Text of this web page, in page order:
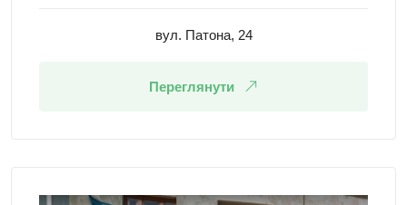
вул. Патона, 24
Переглянути